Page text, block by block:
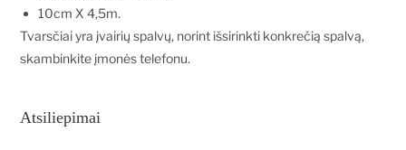
10cm X 4,5m.
Tvarsčiai yra įvairių spalvų, norint išsirinkti konkrečią spalvą,
skambinkite įmonės telefonu.
Atsiliepimai